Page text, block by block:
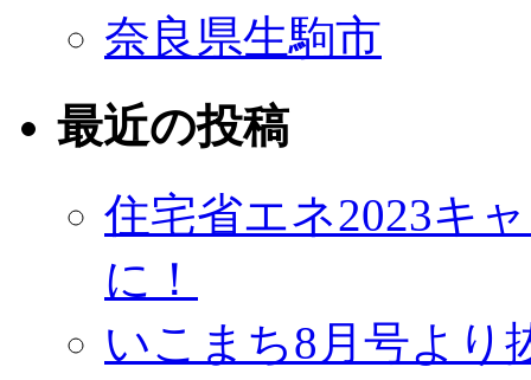
奈良県生駒市
最近の投稿
住宅省エネ2023キ
に！
いこまち8月号よ